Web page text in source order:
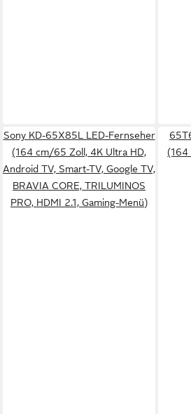
Sony KD-65X85L LED-Fernseher
(164 cm/65 Zoll, 4K Ultra HD,
Android TV, Smart-TV, Google TV,
BRAVIA CORE, TRILUMINOS
PRO, HDMI 2.1, Gaming-Menü)
(164